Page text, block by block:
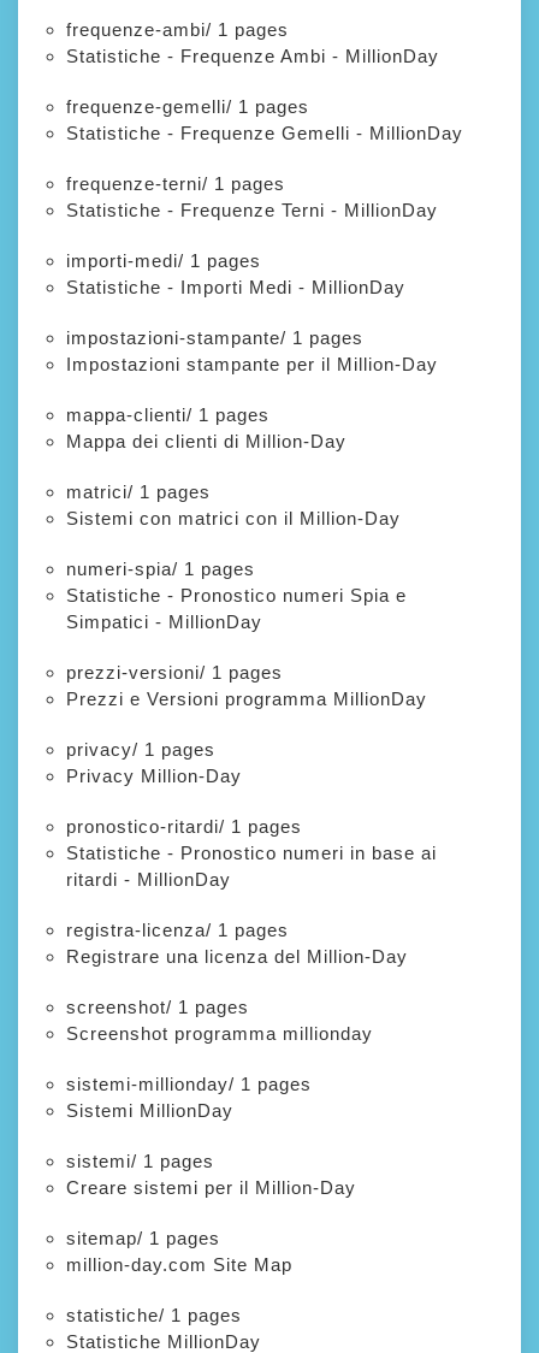
frequenze-ambi/ 1 pages
Statistiche - Frequenze Ambi - MillionDay
frequenze-gemelli/ 1 pages
Statistiche - Frequenze Gemelli - MillionDay
frequenze-terni/ 1 pages
Statistiche - Frequenze Terni - MillionDay
importi-medi/ 1 pages
Statistiche - Importi Medi - MillionDay
impostazioni-stampante/ 1 pages
Impostazioni stampante per il Million-Day
mappa-clienti/ 1 pages
Mappa dei clienti di Million-Day
matrici/ 1 pages
Sistemi con matrici con il Million-Day
numeri-spia/ 1 pages
Statistiche - Pronostico numeri Spia e
Simpatici - MillionDay
prezzi-versioni/ 1 pages
Prezzi e Versioni programma MillionDay
privacy/ 1 pages
Privacy Million-Day
pronostico-ritardi/ 1 pages
Statistiche - Pronostico numeri in base ai
ritardi - MillionDay
registra-licenza/ 1 pages
Registrare una licenza del Million-Day
screenshot/ 1 pages
Screenshot programma millionday
sistemi-millionday/ 1 pages
Sistemi MillionDay
sistemi/ 1 pages
Creare sistemi per il Million-Day
sitemap/ 1 pages
million-day.com Site Map
statistiche/ 1 pages
Statistiche MillionDay